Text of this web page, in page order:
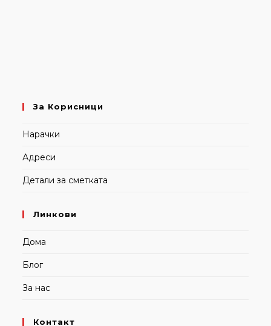
За Корисници
Нарачки
Адреси
Детали за сметката
Линкови
Дома
Блог
За нас
Контакт